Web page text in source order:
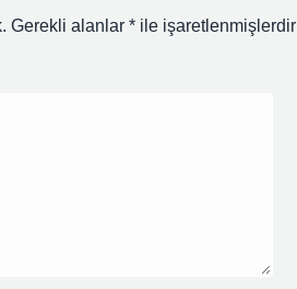
Gerekli alanlar * ile işaretlenmişlerdir